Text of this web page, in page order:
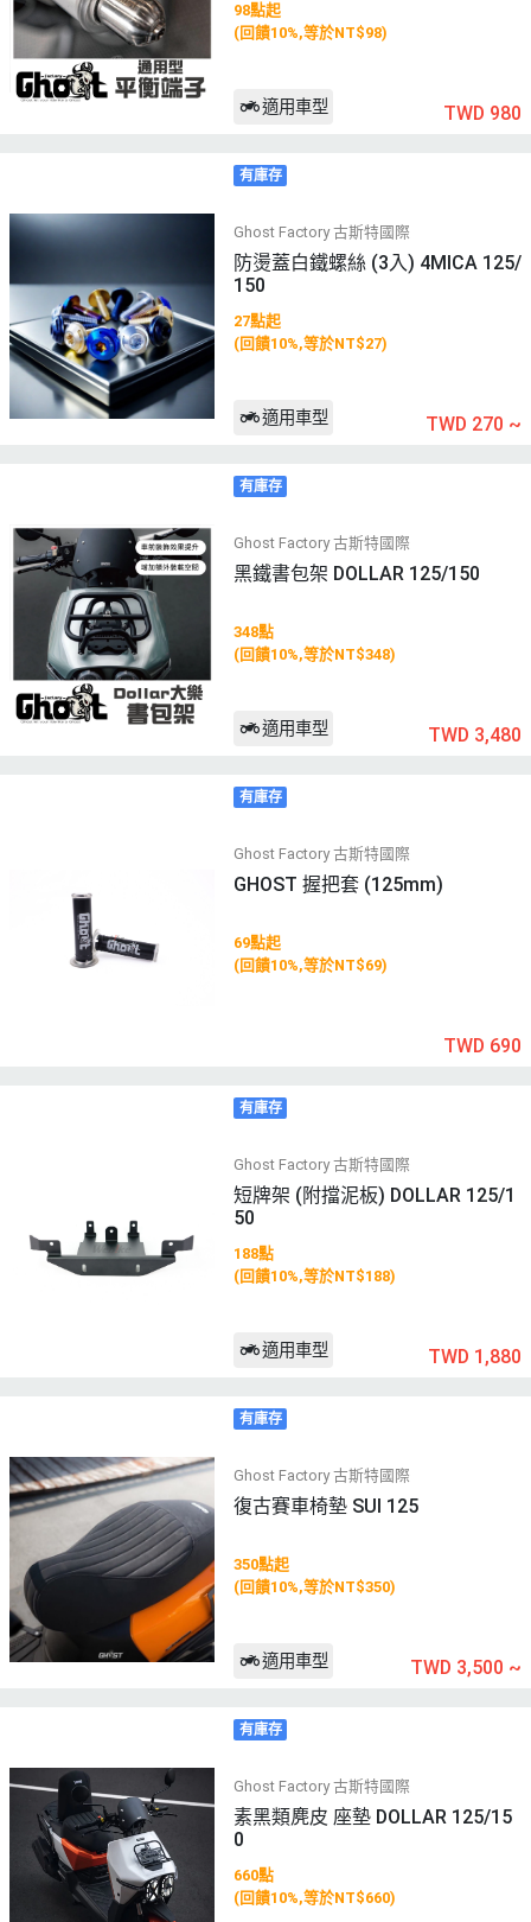
98點起
(回饋10%,等於NT$98)
適用車型 TWD 980
有庫存
Ghost Factory 古斯特國際
防燙蓋白鐵螺絲 (3入) 4MICA 125/
150
27點起
(回饋10%,等於NT$27)
適用車型 TWD 270 ~
有庫存
Ghost Factory 古斯特國際
黑鐵書包架 DOLLAR 125/150
348點
(回饋10%,等於NT$348)
適用車型 TWD 3,480
有庫存
Ghost Factory 古斯特國際
GHOST 握把套 (125mm)
69點起
(回饋10%,等於NT$69)
TWD 690
有庫存
Ghost Factory 古斯特國際
短牌架 (附擋泥板) DOLLAR 125/1
50
188點
(回饋10%,等於NT$188)
適用車型 TWD 1,880
有庫存
Ghost Factory 古斯特國際
復古賽車椅墊 SUI 125
350點起
(回饋10%,等於NT$350)
適用車型 TWD 3,500 ~
有庫存
Ghost Factory 古斯特國際
素黑類麂皮 座墊 DOLLAR 125/15
0
660點
(回饋10%,等於NT$660)